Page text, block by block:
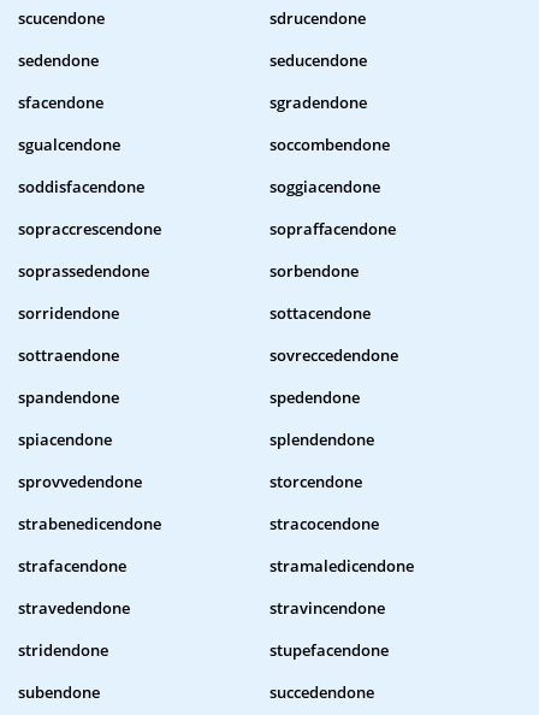
scucendone
sdrucendone
sedendone
seducendone
sfacendone
sgradendone
sgualcendone
soccombendone
soddisfacendone
soggiacendone
sopraccrescendone
sopraffacendone
soprassedendone
sorbendone
sorridendone
sottacendone
sottraendone
sovreccedendone
spandendone
spedendone
spiacendone
splendendone
sprovvedendone
storcendone
strabenedicendone
stracocendone
strafacendone
stramaledicendone
stravedendone
stravincendone
stridendone
stupefacendone
subendone
succedendone